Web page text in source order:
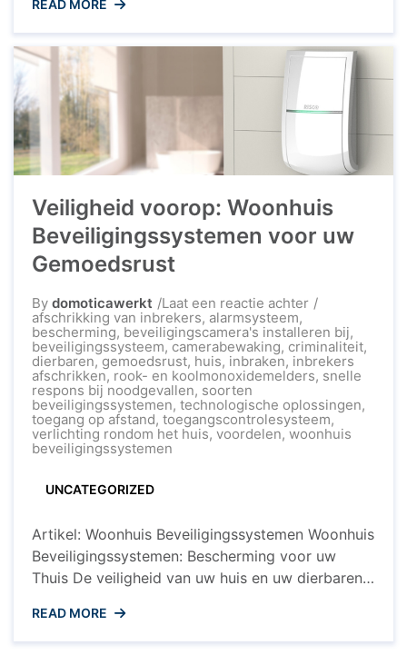
te beschermen tegen ongewenste indringers. Met
de toenemende technologische vooruitgang zijn
er tegenwoordig tal van opties beschikbaar op
de markt, maar wat maakt nu het beste thuis
alarmsysteem? Belangrijke Kenmerken Het beste
READ MORE
Veiligheid voorop: Woonhuis
Beveiligingssystemen voor uw
Gemoedsrust
By domoticawerkt Laat een reactie achterop
voorop:
Woonhuis
voor
uw
Gemoedsrust
afschrikking van inbrekers, alarmsysteem,
bescherming, beveiligingscamera's installeren bij,
beveiligingssysteem,camerabewaking, criminaliteit,
dierbaren, gemoedsrust, huis, inbraken, inbrekers
afschrikken, rook- en koolmonoxidemelders, snelle
respons bij noodgevallen, soorten
beveiligingssystemen, technologische oplossingen,
toegang op afstand, toegangscontrolesysteem,
verlichting rondom het huis, voordelen, woonhuis
beveiligingssystemen
UNCATEGORIZED
Artikel: Woonhuis Beveiligingssystemen Woonhuis
Beveiligingssystemen: Bescherming voor uw
Thuis De veiligheid van uw huis en uw dierbaren
inbraken en criminaliteit helaas voorkomen, is het
essentieel om uw woonhuis te voorzien van een
READ MORE